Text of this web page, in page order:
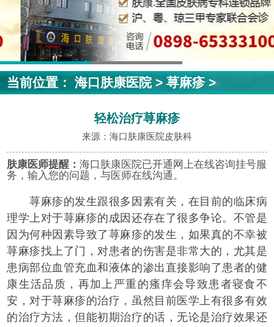
当前位置：海口肤康医院>荨麻疹>
轻松治疗荨麻疹
来源：海口肤康医院皮肤科
肤康医师提醒：海口肤康医院已开通网上在线咨询挂号服
务，输入您的问题，与医师在线沟通。
荨麻疹的发生跟很多因素有关，在目前的临床病
理学上对于荨麻疹的成因还存在了很多争论。不管是
因为何种因素导致了荨麻疹的发生，如果真的不幸被
荨麻疹找上了门，对患者的伤害是非常大的，尤其是
患病部位血管充血和液体的渗出直接影响了患者的健
康生活品质，再加上严重的瘙痒会导致患者寝食不
安，对于荨麻疹的治疗，虽然目前医学上有很多有效
的治疗方法，但能初期治疗的话，无论是治疗效果还